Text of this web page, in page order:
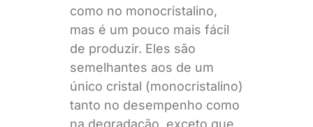
como no monocristalino,
mas é um pouco mais fácil
de produzir. Eles são
semelhantes aos de um
único cristal (monocristalino)
tanto no desempenho como
na degradação, exceto que